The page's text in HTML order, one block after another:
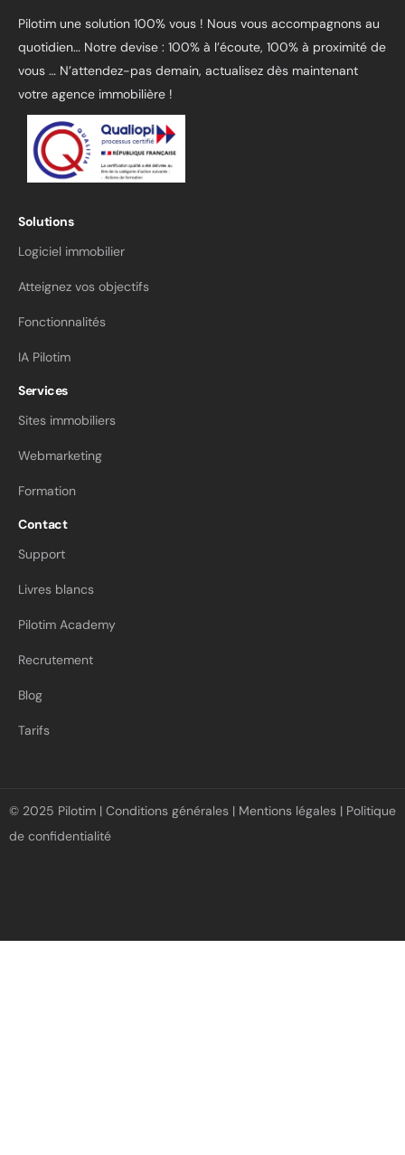
Pilotim une solution 100% vous ! Nous vous accompagnons au
quotidien… Notre devise : 100% à l’écoute, 100% à proximité de
vous … N’attendez-pas demain, actualisez dès maintenant
votre agence immobilière !
Solutions
Logiciel immobilier
Atteignez vos objectifs
Fonctionnalités
IA Pilotim
Services
Sites immobiliers
Webmarketing
Formation
Contact
Support
Livres blancs
Pilotim Academy
Recrutement
Blog
Tarifs
© 2025 Pilotim | Conditions générales | Mentions légales | Politique
de confidentialité